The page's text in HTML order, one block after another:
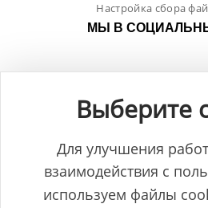
Настройка сбора
МЫ В
Выберите
Для улучшения
взаимодействия с
используем файлы